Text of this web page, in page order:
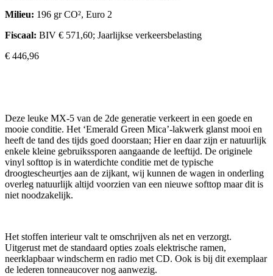
Milieu: 196 gr CO², Euro 2
Fiscaal: BIV € 571,60; Jaarlijkse verkeersbelasting
€ 446,96
Deze leuke MX-5 van de 2de generatie verkeert in een goede en
mooie conditie. Het ‘Emerald Green Mica’-lakwerk glanst mooi en
heeft de tand des tijds goed doorstaan; Hier en daar zijn er natuurlijk
enkele kleine gebruikssporen aangaande de leeftijd. De originele
vinyl softtop is in waterdichte conditie met de typische
droogtescheurtjes aan de zijkant, wij kunnen de wagen in onderling
overleg natuurlijk altijd voorzien van een nieuwe softtop maar dit is
niet noodzakelijk.
Het stoffen interieur valt te omschrijven als net en verzorgt.
Uitgerust met de standaard opties zoals elektrische ramen,
neerklapbaar windscherm en radio met CD. Ook is bij dit exemplaar
de lederen tonneaucover nog aanwezig.